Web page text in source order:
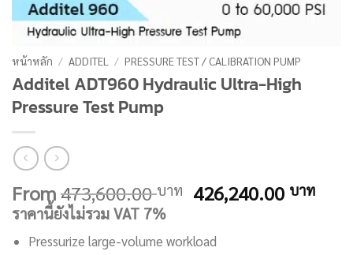
หน้าหลัก / ADDITEL / PRESSURE TEST / CALIBRATION PUMP
Additel ADT960 Hydraulic Ultra-High
Pressure Test Pump
From473,600.00บาท Original
price
was:
473,600.00 บาท.
426,240.00 บาท
ราคานี้ยังไม่รวม VAT 7%
Pressurize large-volume workload